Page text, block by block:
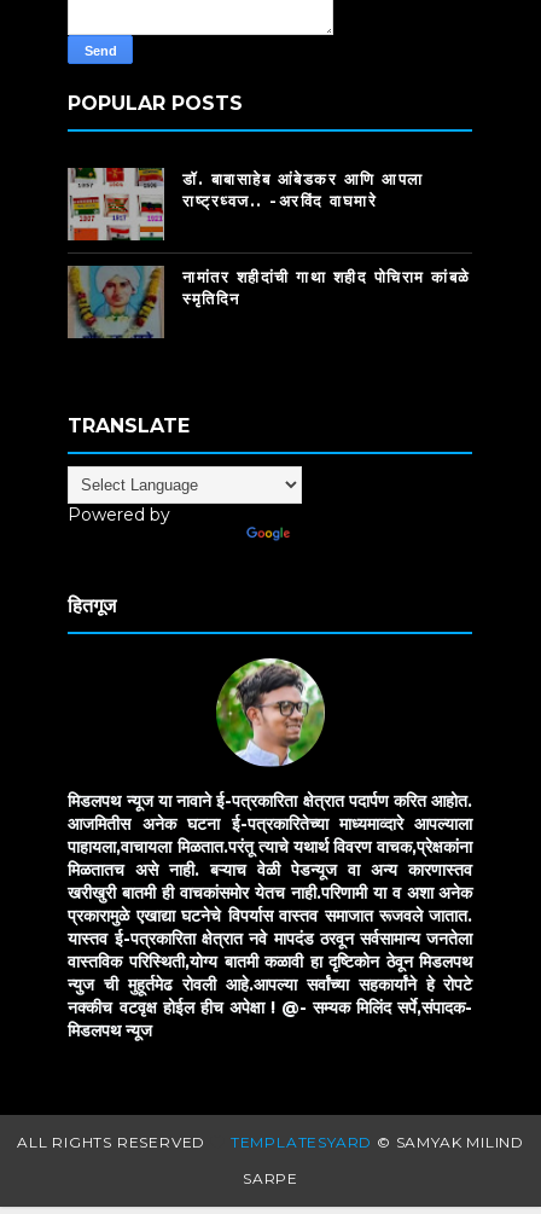
POPULAR POSTS
डॉ. बाबासाहेब आंबेडकर आणि आपला
राष्ट्रध्वज.. -अरविंद वाघमारे
नामांतर शहीदांची गाथा शहीद पोचिराम कांबळे
स्मृतिदिन
TRANSLATE
Powered by
हितगूज
मिडलपथ न्यूज या नावाने ई-पत्रकारिता क्षेत्रात पदार्पण करित आहोत.
आजमितीस अनेक घटना ई-पत्रकारितेच्या माध्यमाव्दारे आपल्याला
पाहायला,वाचायला मिळतात.परंतू त्याचे यथार्थ विवरण वाचक,प्रेक्षकांना
मिळतातच असे नाही. बऱ्याच वेळी पेडन्यूज वा अन्य कारणास्तव
खरीखुरी बातमी ही वाचकांसमोर येतच नाही.परिणामी या व अशा अनेक
प्रकारामुळे एखाद्या घटनेचे विपर्यास वास्तव समाजात रूजवले जातात.
यास्तव ई-पत्रकारिता क्षेत्रात नवे मापदंड ठरवून सर्वसामान्य जनतेला
वास्तविक परिस्थिती,योग्य बातमी कळावी हा दृष्टिकोन ठेवून मिडलपथ
न्युज ची मुहूर्तमेढ रोवली आहे.आपल्या सर्वांच्या सहकार्यांने हे रोपटे
नक्कीच वटवृक्ष होईल हीच अपेक्षा ! @- सम्यक मिलिंद सर्पे,संपादक-
मिडलपथ न्यूज
ALL RIGHTS RESERVED TEMPLATESYARD © SAMYAK MILIND
SARPE